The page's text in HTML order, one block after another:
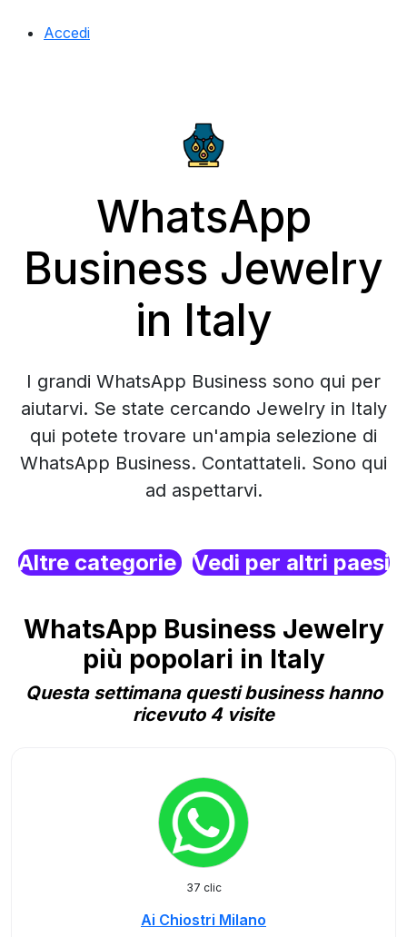
Accedi
WhatsApp
Business Jewelry
in Italy
I grandi WhatsApp Business sono qui per
aiutarvi. Se state cercando Jewelry in Italy
qui potete trovare un'ampia selezione di
WhatsApp Business. Contattateli. Sono qui
ad aspettarvi.
Altre categorie Vedi per altri paesi
WhatsApp Business Jewelry
più popolari in Italy
Questa settimana questi business hanno
ricevuto 4 visite
37 clic
Ai Chiostri Milano